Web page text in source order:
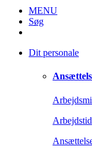
MENU
Søg
Dit personale
Arbejdstid